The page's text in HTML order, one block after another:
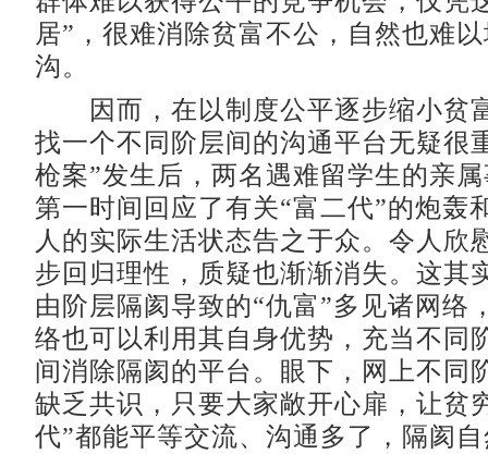
居”，很难消除贫富不公，自然也难
沟。
因而，在以制度公平逐步缩小贫
找一个不同阶层间的沟通平台无疑很
枪案”发生后，两名遇难留学生的亲
第一时间回应了有关“富二代”的炮轰
人的实际生活状态告之于众。令人欣
步回归理性，质疑也渐渐消失。这其
由阶层隔阂导致的“仇富”多见诸网络
络也可以利用其自身优势，充当不同
间消除隔阂的平台。眼下，网上不同
缺乏共识，只要大家敞开心扉，让贫
代”都能平等交流、沟通多了，隔阂